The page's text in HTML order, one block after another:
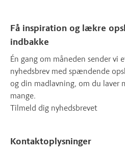
Få inspiration og lækre
indbakke
Én gang om måneden sender vi
nyhedsbrev med spændende
og din madlavning, om du laver
mange.
Tilmeld dig nyhedsbrevet
Kontaktoplysninger